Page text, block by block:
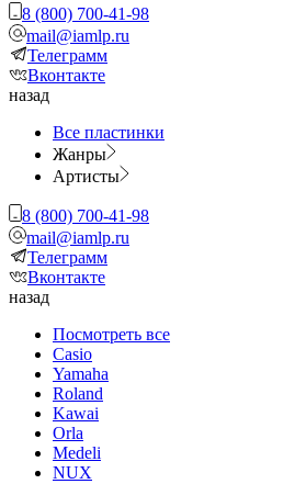
8 (800) 700-41-98
mail@iamlp.ru
Телеграмм
Вконтакте
назад
Все пластинки
Жанры
Артисты
8 (800) 700-41-98
mail@iamlp.ru
Телеграмм
Вконтакте
назад
Посмотреть все
Casio
Yamaha
Roland
Kawai
Orla
Medeli
NUX